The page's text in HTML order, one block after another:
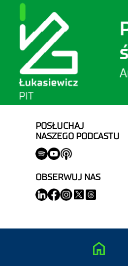
POSŁUCHAJ
NASZEGO PODCASTU
OBSERWUJ NAS